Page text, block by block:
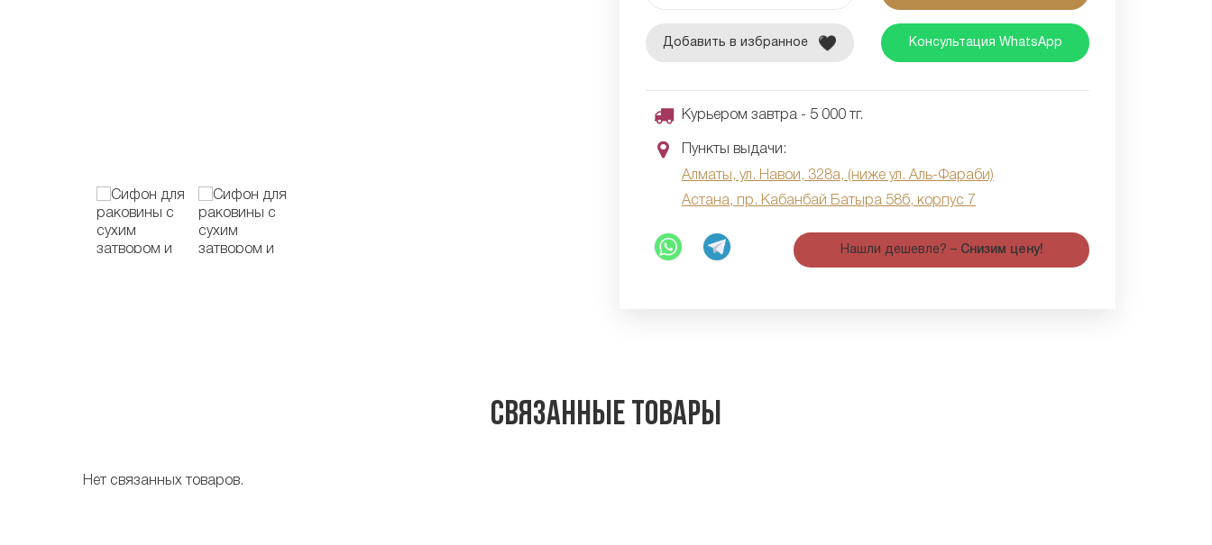
Добавить в избранное Консультация WhatsApp
Курьером завтра - 5 000 тг.
Пункты выдачи:
Алматы, ул. Навои, 328а, (ниже ул. Аль-Фараби)
Астана, пр. Кабанбай Батыра 58б, корпус 7
Нашли дешевле? – Снизим цену!
Связанные товары
Нет связанных товаров.